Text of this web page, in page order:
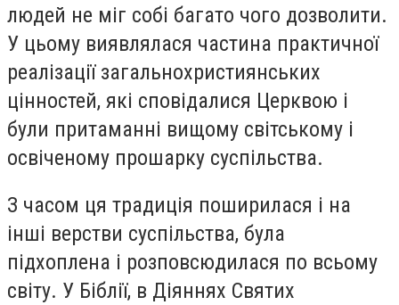
людей не міг собі багато чого дозволити.
У цьому виявлялася частина практичної
реалізації загальнохристиянських
цінностей, які сповідалися Церквою і
були притаманні вищому світському і
освіченому прошарку суспільства.
З часом ця традиція поширилася і на
інші верстви суспільства, була
підхоплена і розповсюдилася по всьому
світу. У Біблії, в Діяннях Святих